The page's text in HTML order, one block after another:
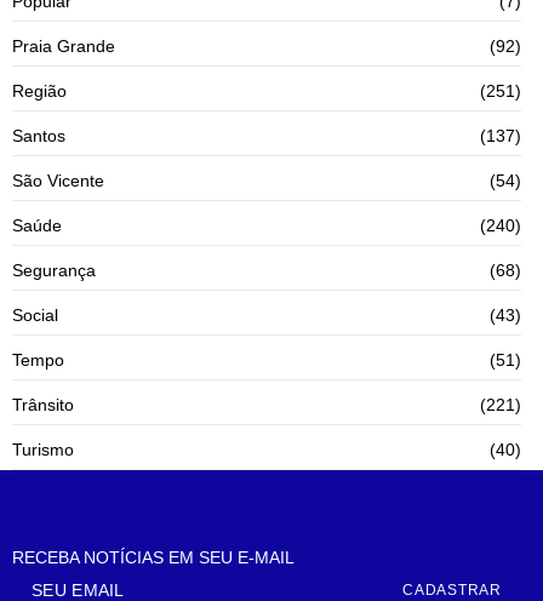
Praia Grande (92)
Região (251)
Santos (137)
São Vicente (54)
Saúde (240)
Segurança (68)
Social (43)
Tempo (51)
Trânsito (221)
Turismo (40)
RECEBA NOTÍCIAS EM SEU E-MAIL
CADASTRAR